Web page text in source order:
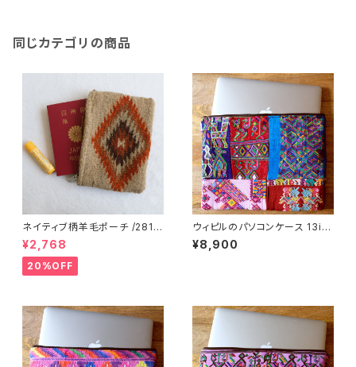
同じカテゴリの商品
ネイティブ柄羊毛ポーチ /281f/
MEXICO メキシコ
¥2,768
20%OFF
ウィピルのパソコンケース 13in
ch /259d/ GUATEMALA グア
テマラ
¥8,900